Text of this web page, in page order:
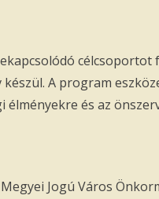
A program
élményekre és az
Jogú Város